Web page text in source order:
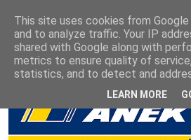
This site uses cookies from
and to analyze traffic. Your IP
shared with Google along with
metrics to ensure quality of
statistics, and to detect and
LEARN MORE